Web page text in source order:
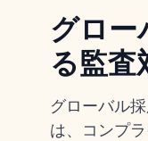
グロー
る監査
グローバル
は、コンプ